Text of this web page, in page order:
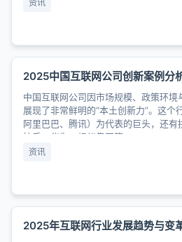
资讯
2025中国互联网公司创新案例分
中国互联网公司因市场规模、政策环境
展现了非常鲜明的“本土创新力”。这个
阿里巴巴、腾讯）为代表的巨头，还有
快手、华为、蚂蚁集团等......
资讯
2025年互联网行业发展趋势与变